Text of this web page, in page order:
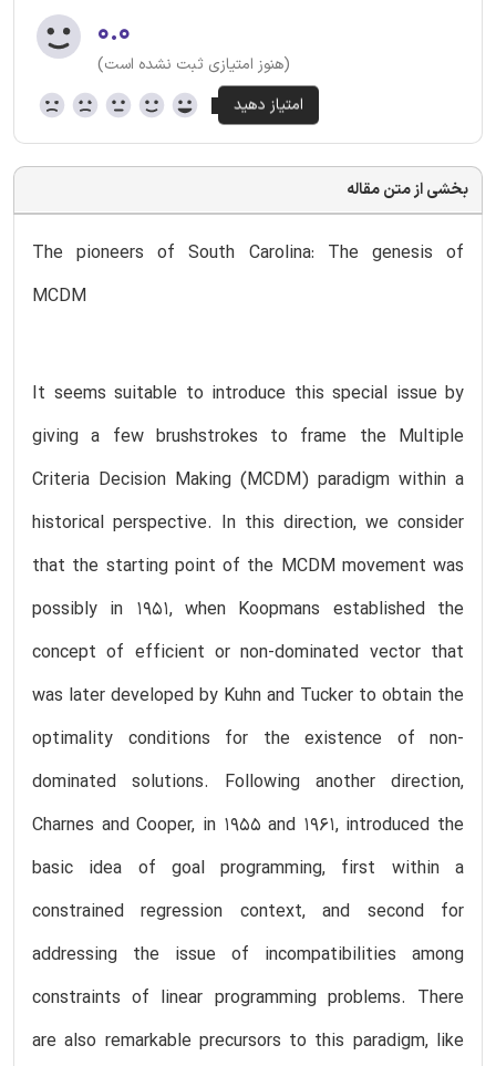
۰.۰
(هنوز امتیازی ثبت نشده است)
بخشی از متن مقاله
The pioneers of South Carolina: The genesis of
MCDM
It seems suitable to introduce this special issue by
giving a few brushstrokes to frame the Multiple
Criteria Decision Making (MCDM) paradigm within a
historical perspective. In this direction, we consider
that the starting point of the MCDM movement was
possibly in 1951, when Koopmans established the
concept of efficient or non-dominated vector that
was later developed by Kuhn and Tucker to obtain the
optimality conditions for the existence of non-
dominated solutions. Following another direction,
Charnes and Cooper, in 1955 and 1961, introduced the
basic idea of goal programming, first within a
constrained regression context, and second for
addressing the issue of incompatibilities among
constraints of linear programming problems. There
are also remarkable precursors to this paradigm, like